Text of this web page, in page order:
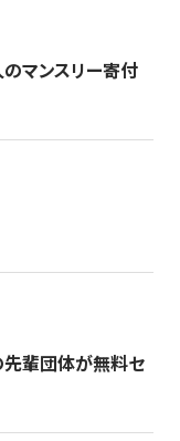
のマンスリー寄付
先輩団体が無料セ